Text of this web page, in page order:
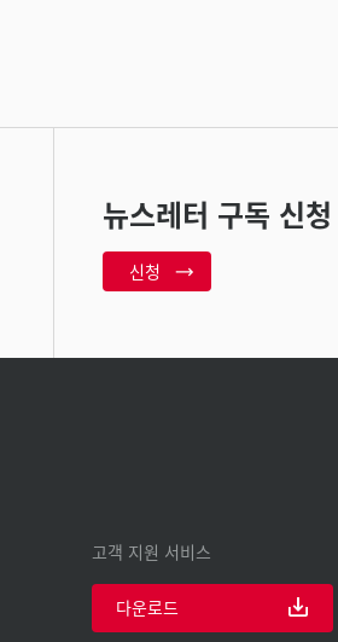
뉴스레터 구독 신청
신청
고객 지원 서비스
다운로드